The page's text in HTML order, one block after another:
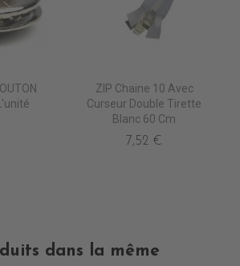
ZIP Chaine 10 Avec
Curseur Double Tirette
Blanc 60 Cm
7,52 €
dans la même